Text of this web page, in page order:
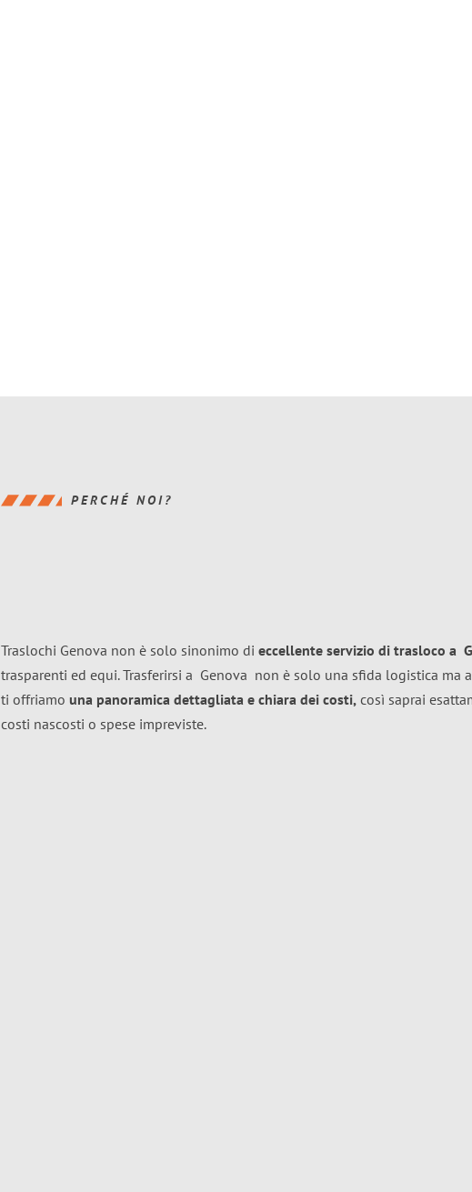
PERCHÉ NOI?
Traslochi Genova non è solo sinonimo di eccellente servizio di trasloco a
trasparenti ed equi. Trasferirsi a Genova non è solo una sfida logistica ma
ti offriamo una panoramica dettagliata e chiara dei costi, così saprai
costi nascosti o spese impreviste.